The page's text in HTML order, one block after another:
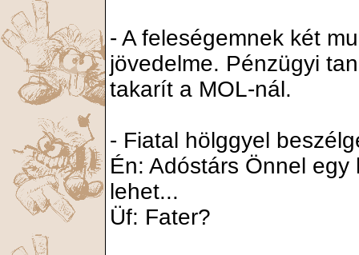
- A feleségemnek két
jövedelme. Pénzügyi
takarít a MOL-nál.
- Fiatal hölggyel
Én: Adóstárs Önnel
lehet...
Üf: Fater?